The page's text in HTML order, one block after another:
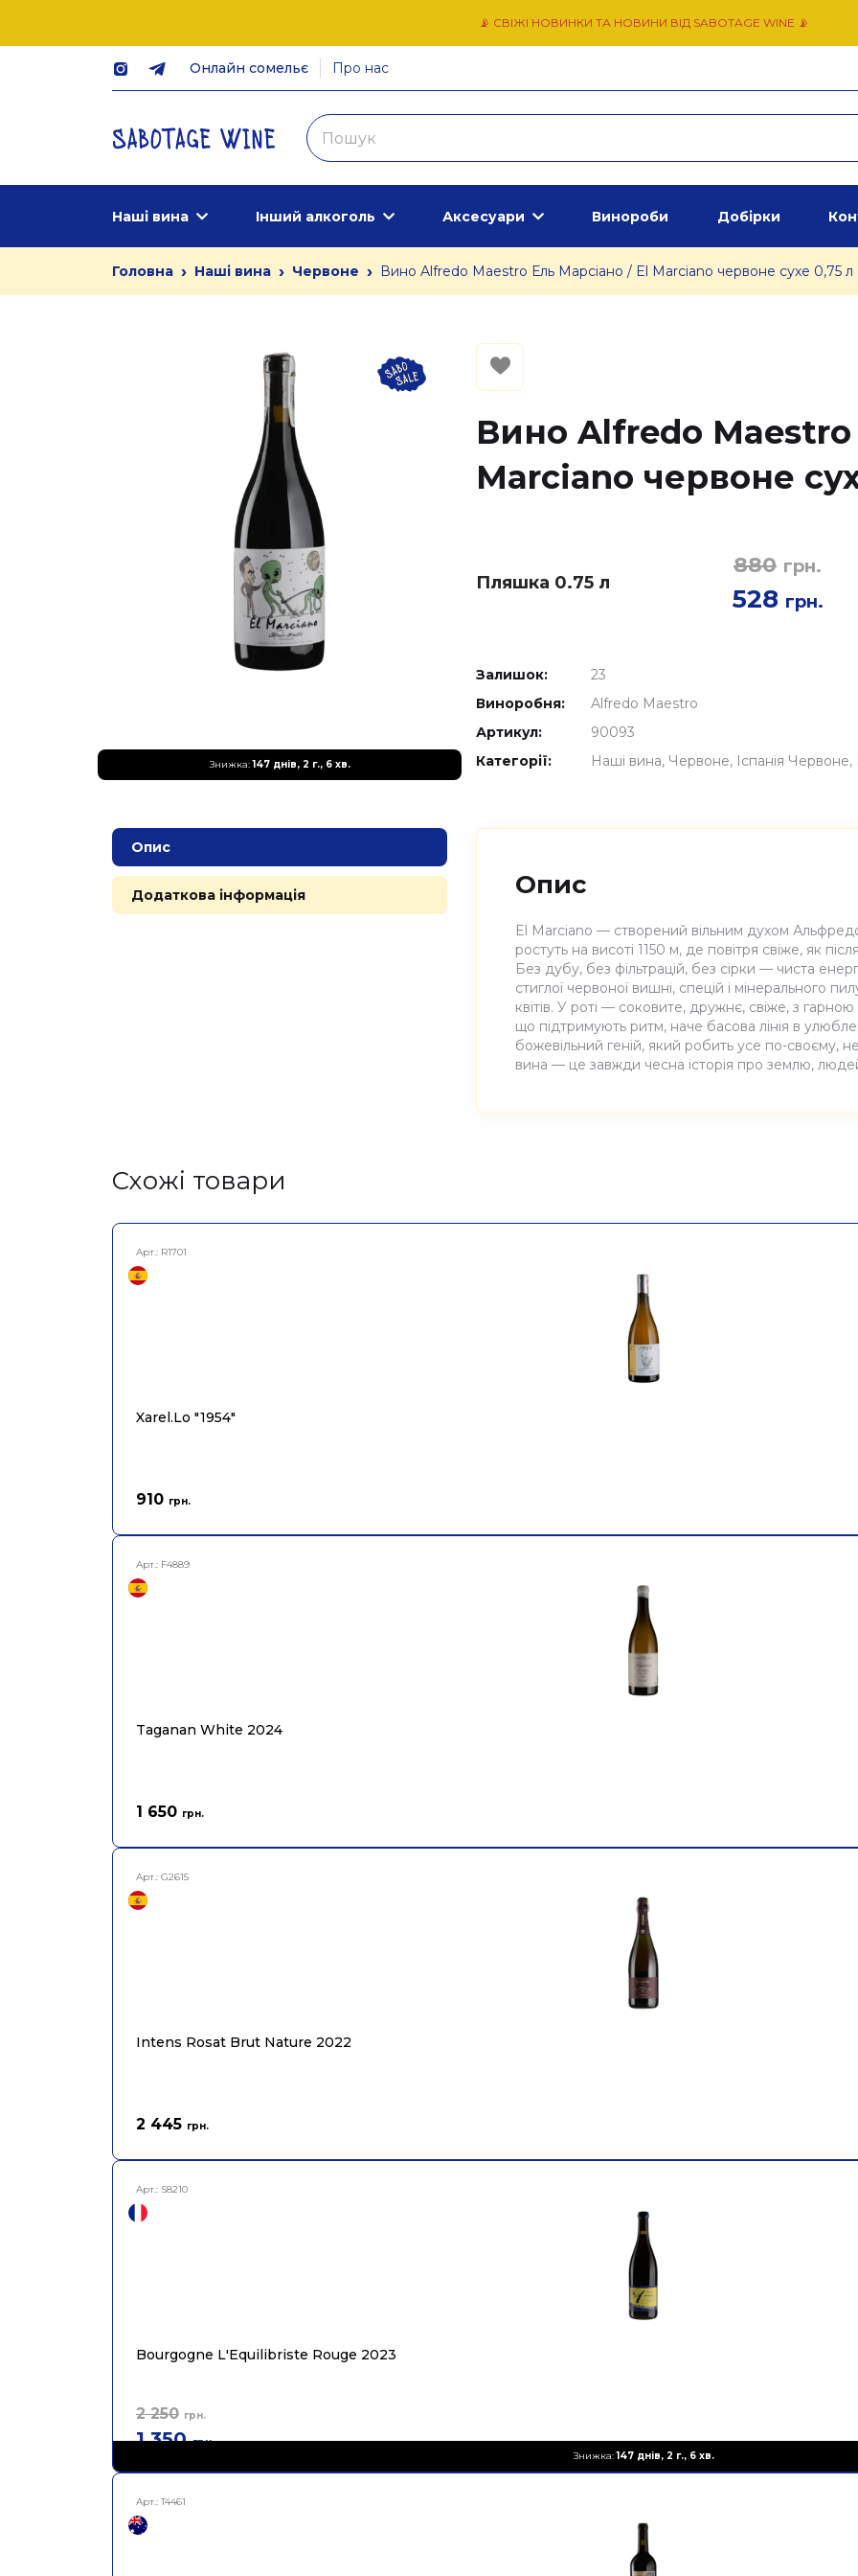
📡 СВІЖІ НОВИНКИ ТА НОВИНИ ВІД SABOTAGE WINE 📡
Онлайн сомельє Про нас
Наші вина Інший алкоголь Аксесуари Винороби Добірки
Головна › Наші вина › Червоне › Вино Alfredo Maestro Ель Марсіано / El Marciano червоне сухе 0,75 л
Знижка:147 днів, 2 г., 6 хв.
Вино Alfredo
Marciano червоне
Пляшка 0.75 л
880 грн.
528 грн.
Залишок:
23
Виноробня:
Alfredo Maestro
Артикул:
90093
Категорії:
Наші вина Червоне Іспанія Червоне
Опис
Додаткова інформація Опис
El Marciano — створений вільним духом
ростуть на висоті 1150 м, де повітря свіже, як
Без дубу, без фільтрацій, без сірки — чиста
стиглої червоної вишні, спецій і мінерального
квітів. У роті — соковите, дружнє, свіже, з
що підтримують ритм, наче басова лінія в
божевільний геній, який робить усе по-своєму,
вина — це завжди чесна історія про землю,
Постачальник
Cхожі товари
Арт.: R1701
Xarel.Lo "1954"
910 грн.
Арт.: F4889
Taganan White 2024
1 650 грн.
Арт.: G2615
Intens Rosat Brut Nature 2022
2 445 грн.
Арт.: S8210
Знижка:147 днів, 2 г., 6 хв.
Bourgogne L'Equilibriste Rouge 2023
2 250 грн.
1 350 грн.
Арт.:T4461